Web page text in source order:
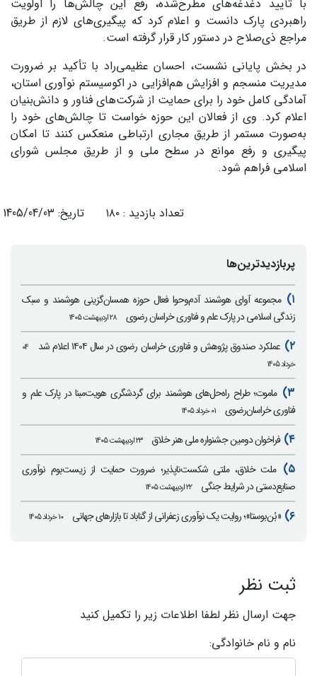
با تأیید دغدغه‌های مطرح‌شده، رفع این چالش‌ها را اولویت
راهبردی پارک دانست و اعلام کرد که پیگیری‌های لازم از طریق
مراجع ذی‌صلاح در دستور کار قرار گرفته است.
در بخش پایانی نشست، احسان عظیمی‌راد با تأکید بر ضرورت
مدیریت منسجم و افزایش هم‌افزایی در اکوسیستم نوآوری استان،
آمادگی کامل خود را برای حمایت از شرکت‌های فناور و دانش‌بنیان
اعلام کرد. وی از فعالان این حوزه خواست تا چالش‌های خود را
به‌صورت مستمر از طریق مجاری ارتباطی منعکس کنند تا امکان
پیگیری و رفع موانع در سطح ملی و از طریق مجلس شورای
اسلامی فراهم شود.
تعداد بازدید : ۱۸۰ تاریخ: 1405/04/03
پربازدیدترین‌ها
مجموعه آوای هوشمند آدم‌وحوا فعال حوزه همسان‌گزینی هوشمند و سبک
زندگی اسلامی در پارک علم و فناوری خراسان رضوی ۲۸ اردیبهشت ۱۴۰۵
عملکرد صندوق پژوهش و فناوری خراسان رضوی در سال ۱۴۰۴ اعلام شد
خرداد ۱۴۰۵
ماموت؛ طراح راه‌حل‌های هوشمند برای گردشگری هویت‌مبنا در پارک علم و
فناوری خراسان‌رضوی ۰۱ خرداد ۱۴۰۵
فراخوان دومین جشنواره ملی هنر خلاق ۲۳ اردیبهشت ۱۴۰۵
ملت خلاق، ملتی شکست‌ناپذیر؛ ضرورت حمایت از زیست‌بوم نوآوری
صنایع‌دستی در شرایط جنگی ۲۲ اردیبهشت ۱۴۰۵
«بُن‌بوستا»؛ روایت یک نوآوری زعفرانی از گناباد تا بازارهای جهانی ۱۰ خرداد ۱۴۰۵
ثبت نظر
جهت ارسال نظر لطفا اطلاعات زیر را تکمیل کنید
نام و نام خانوادگی: